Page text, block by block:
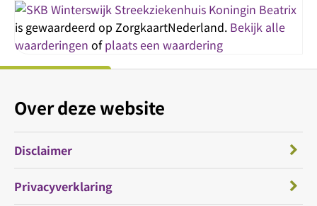
Streekziekenhuis Koningin Beatrix
is gewaardeerd op ZorgkaartNederland. Bekijk alle
waarderingen ofplaats een waardering
Over deze website
Disclaimer
Privacyverklaring